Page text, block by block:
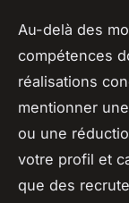
Au-delà des
compétences
réalisations
mentionner
ou une
votre profil et
que des